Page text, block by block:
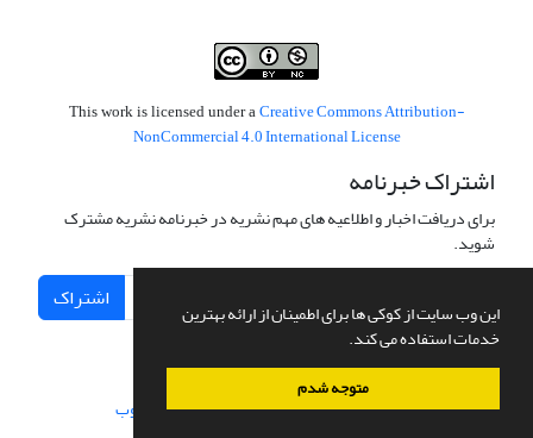
این وب سایت از کوکی ها برای اطمینان از ارائه بهترین
خدمات استفاده می کند.
متوجه شدم
This work is licensed under a Creative Commons Attribution-
NonCommercial 4.0 International License
اشتراک خبرنامه
برای دریافت اخبار و اطلاعیه های مهم نشریه در خبرنامه نشریه مشترک
شوید.
اشتراک
سامانه مدیریت نشریات علمی.طراحی و پیاده سازی از سیناوب